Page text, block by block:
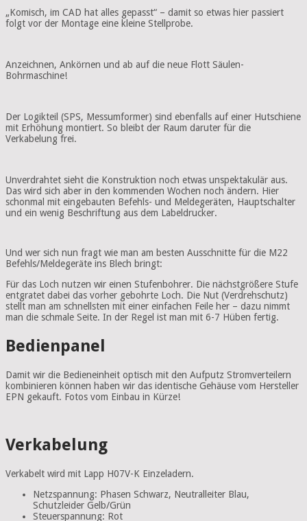
„Komisch, im CAD hat alles gepasst“ – damit so etwas hier passiert
folgt vor der Montage eine kleine Stellprobe.
Anzeichnen, Ankörnen und ab auf die neue Flott Säulen-
Bohrmaschine!
Der Logikteil (SPS, Messumformer) sind ebenfalls auf einer Hutschiene
mit Erhöhung montiert. So bleibt der Raum daruter für die
Verkabelung frei.
Unverdrahtet sieht die Konstruktion noch etwas unspektakulär aus.
Das wird sich aber in den kommenden Wochen noch ändern. Hier
schonmal mit eingebauten Befehls- und Meldegeräten, Hauptschalter
und ein wenig Beschriftung aus dem Labeldrucker.
Und wer sich nun fragt wie man am besten Ausschnitte für die M22
Befehls/Meldegeräte ins Blech bringt:
Für das Loch nutzen wir einen Stufenbohrer. Die nächstgrößere Stufe
entgratet dabei das vorher gebohrte Loch. Die Nut (Verdrehschutz)
stellt man am schnellsten mit einer einfachen Feile her – dazu nimmt
man die schmale Seite. In der Regel ist man mit 6-7 Hüben fertig.
Bedienpanel
Damit wir die Bedieneinheit optisch mit den Aufputz Stromverteilern
kombinieren können haben wir das identische Gehäuse vom Hersteller
EPN gekauft. Fotos vom Einbau in Kürze!
Verkabelung
Verkabelt wird mit Lapp H07V-K Einzeladern.
Netzspannung: Phasen Schwarz, Neutralleiter Blau,
Schutzleider Gelb/Grün
Steuerspannung: Rot